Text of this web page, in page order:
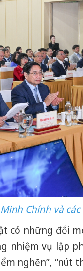
Chính và
có những đổi
nhiệm vụ lập
nghẽn”, “nút